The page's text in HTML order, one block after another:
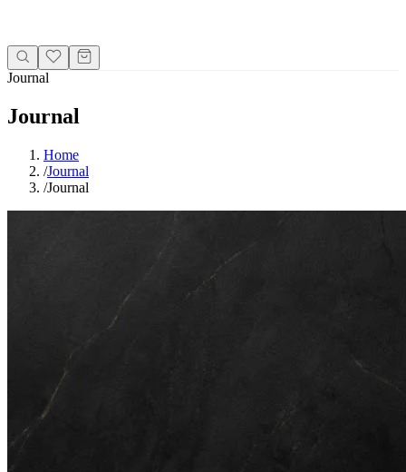
Journal
Journal
Home
/Journal
/Journal